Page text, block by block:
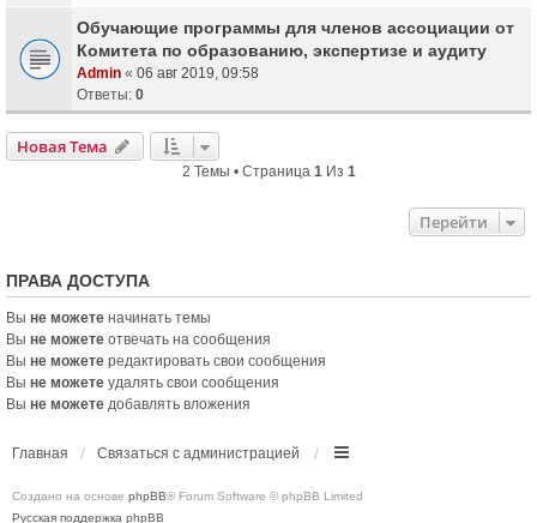
Обучающие программы для членов ассоциации от
Комитета по образованию, экспертизе и аудиту
Admin « 06 авг 2019, 09:58
Ответы: 0
Новая Тема
2 Темы • Страница 1 Из 1
Перейти
ПРАВА ДОСТУПА
Вы не можете начинать темы
Вы не можете отвечать на сообщения
Вы не можете редактировать свои сообщения
Вы не можете удалять свои сообщения
Вы не можете добавлять вложения
Главная Связаться с администрацией
Создано на основе phpBB® Forum Software © phpBB Limited
Русская поддержка phpBB